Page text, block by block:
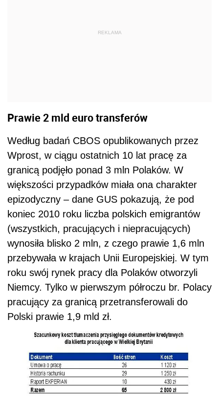
REKLAMA
Prawie 2 mld euro transferów
Według badań CBOS opublikowanych przez
Wprost, w ciągu ostatnich 10 lat pracę za
granicą podjęło ponad 3 mln Polaków. W
większości przypadków miała ona charakter
epizodyczny – dane GUS pokazują, że pod
koniec 2010 roku liczba polskich emigrantów
(wszystkich, pracujących i niepracujących)
wynosiła blisko 2 mln, z czego prawie 1,6 mln
przebywała w krajach Unii Europejskiej. W tym
roku swój rynek pracy dla Polaków otworzyli
Niemcy. Tylko w pierwszym półroczu br. Polacy
pracujący za granicą przetransferowali do
Polski prawie 1,9 mld zł.